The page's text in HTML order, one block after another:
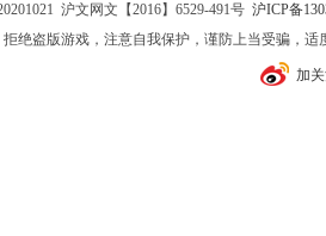
沪文网文【2016】6529-491号 沪ICP备
绝盗版游戏，注意自我保护，谨防上当受骗，
加